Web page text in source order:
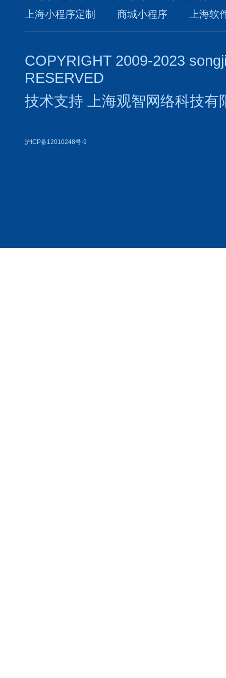
上海小程序定制
商城小程序 上海软
COPYRIGHT 2009-2023
RESERVED
技术支持
上海观智网络科技有
沪ICP备12010248号-9